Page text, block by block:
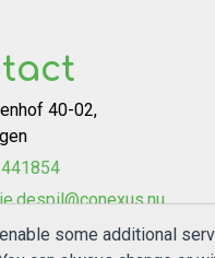
40-02,
William van den
some additional